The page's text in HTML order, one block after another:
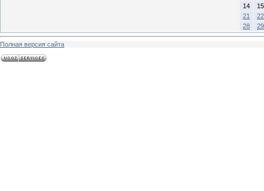
14
15
21
22
28
29
Полная версия сайта